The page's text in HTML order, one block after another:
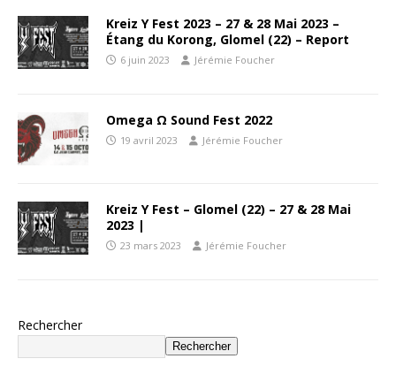
Kreiz Y Fest 2023 – 27 & 28 Mai 2023 –
Étang du Korong, Glomel (22) – Report
6 juin 2023 Jérémie Foucher
Omega Ω Sound Fest 2022
19 avril 2023 Jérémie Foucher
Kreiz Y Fest – Glomel (22) – 27 & 28 Mai
2023 |
23 mars 2023 Jérémie Foucher
Rechercher
Rechercher